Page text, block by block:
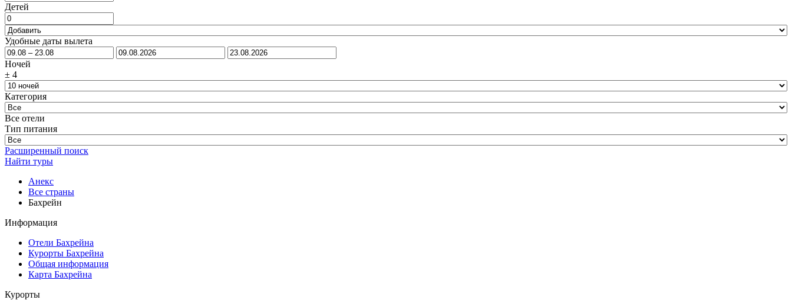
Детей
Удобные даты вылета
Ночей
± 4
Категория
Все отели
Тип питания
Расширенный поиск
Найти туры
Анекс
Все страны
Бахрейн
Информация
Отели Бахрейна
Курорты Бахрейна
Общая информация
Карта Бахрейна
Курорты